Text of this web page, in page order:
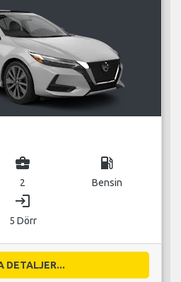
business_center
2
local_gas_station
Bensin
login
5 Dörr
DETALJER...